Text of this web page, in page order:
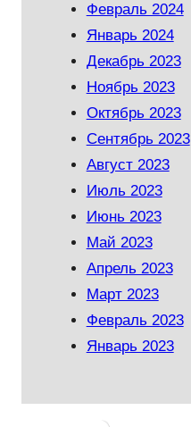
Февраль 2024
Январь 2024
Декабрь 2023
Ноябрь 2023
Октябрь 2023
Сентябрь 2023
Август 2023
Июль 2023
Июнь 2023
Май 2023
Апрель 2023
Март 2023
Февраль 2023
Январь 2023